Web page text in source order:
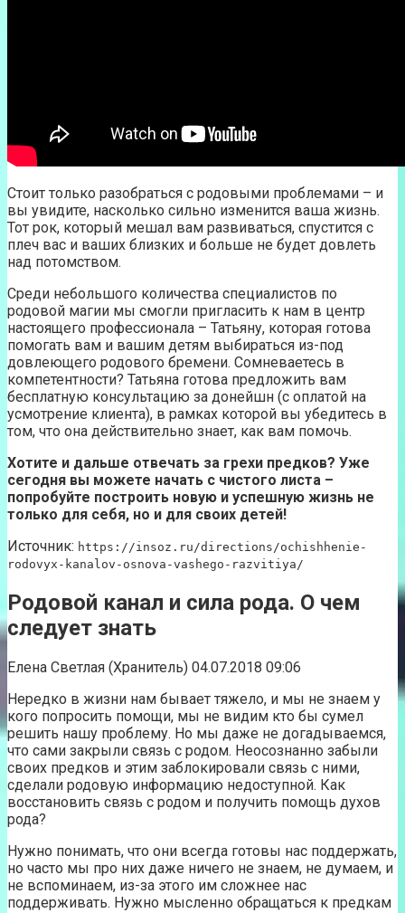
Стоит только разобраться с родовыми проблемами – и
вы увидите, насколько сильно изменится ваша жизнь.
Тот рок, который мешал вам развиваться, спустится с
плеч вас и ваших близких и больше не будет довлеть
над потомством.
Среди небольшого количества специалистов по
родовой магии мы смогли пригласить к нам в центр
настоящего профессионала – Татьяну, которая готова
помогать вам и вашим детям выбираться из-под
довлеющего родового бремени. Сомневаетесь в
компетентности? Татьяна готова предложить вам
бесплатную консультацию за донейшн (с оплатой на
усмотрение клиента), в рамках которой вы убедитесь в
том, что она действительно знает, как вам помочь.
Хотите и дальше отвечать за грехи предков? Уже
сегодня вы можете начать с чистого листа –
попробуйте построить новую и успешную жизнь не
только для себя, но и для своих детей!
Источник: https://insoz.ru/directions/ochishhenie-
rodovyx-kanalov-osnova-vashego-razvitiya/
Родовой канал и сила рода. О чем
следует знать
Елена Светлая (Хранитель) 04.07.2018 09:06
Нередко в жизни нам бывает тяжело, и мы не знаем у
кого попросить помощи, мы не видим кто бы сумел
решить нашу проблему. Но мы даже не догадываемся,
что сами закрыли связь с родом. Неосознанно забыли
своих предков и этим заблокировали связь с ними,
сделали родовую информацию недоступной. Как
восстановить связь с родом и получить помощь духов
рода?
Нужно понимать, что они всегда готовы нас поддержать,
но часто мы про них даже ничего не знаем, не думаем, и
не вспоминаем, из-за этого им сложнее нас
поддерживать. Нужно мысленно обращаться к предкам